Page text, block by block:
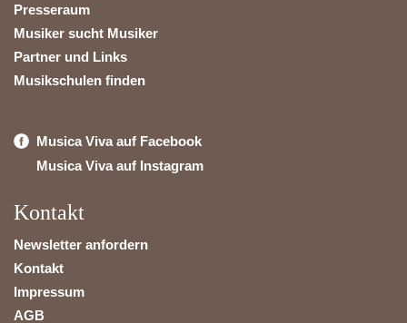
Presseraum
Musiker sucht Musiker
Partner und Links
Musikschulen finden
Musica Viva auf Facebook
Musica Viva auf Instagram
Kontakt
Newsletter anfordern
Kontakt
Impressum
AGB